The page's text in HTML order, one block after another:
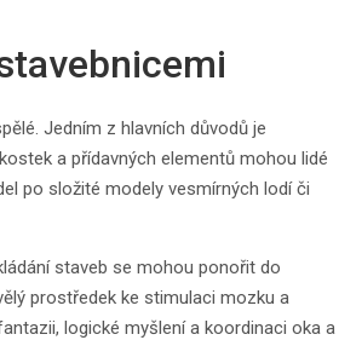
Jedním z hlavních důvodů je
a přídavných elementů mohou lidé
po složité modely vesmírných lodí či
staveb se mohou ponořit do
prostředek ke stimulaci mozku a
logické myšlení a koordinaci oka a